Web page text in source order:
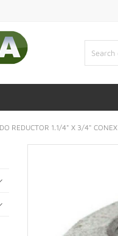
REDUCTOR 1.1/4" X 3/4" CONEX